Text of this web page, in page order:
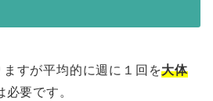
すが平均的に週に１回を大体
必要です。